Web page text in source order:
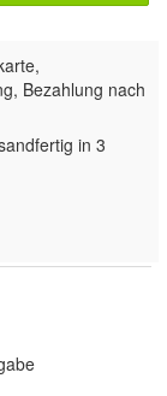
Bezahlung nach
in 3